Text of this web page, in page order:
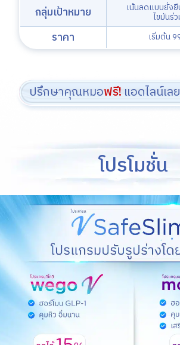
กลุ่มเป้าหมาย เน้นลดแบบยั่งยื
ไขมันร่
ราคา เริ่มต้น
ปรึกษาคุณหมอฟรี! แอดไลน์เลย
โปรโมชั่น